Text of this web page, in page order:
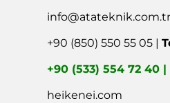
info@atateknik.com.tr
+90 (850) 550 55 05 |
+90 (533) 554 72 40
heikenei.com